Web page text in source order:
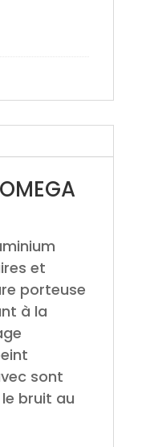
et
porteuse
à la
sont
bruit au